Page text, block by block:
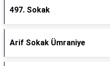
497. Sokak
Arif Sokak Ümraniye